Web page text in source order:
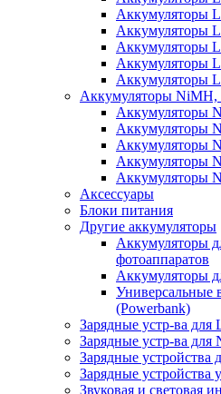
Аккумуляторы
Аккумуляторы
Аккумуляторы
Аккумуляторы
Аккумуляторы
Аккумуляторы NiMH,
Аккумуляторы
Аккумуляторы
Аккумуляторы
Аккумуляторы
Аккумуляторы
Аксессуары
Блоки питания
Другие аккумуляторы
Аккумуляторы
фотоаппаратов
Аккумуляторы
Универсальные
(Powerbank)
Зарядные устр-ва для
Зарядные устр-ва для
Зарядные устройства
Зарядные устройства
Звуковая и световая